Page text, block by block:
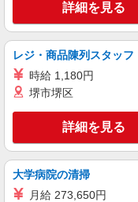
キープ
パート
ケアプラザそよ風 ながた
による
他資格
区腕
詳細を見る
レジ・商品陳列スタッフ
時給 1,180円
堺市堺区
詳細を見る
大学病院の清掃
月給 273,650円